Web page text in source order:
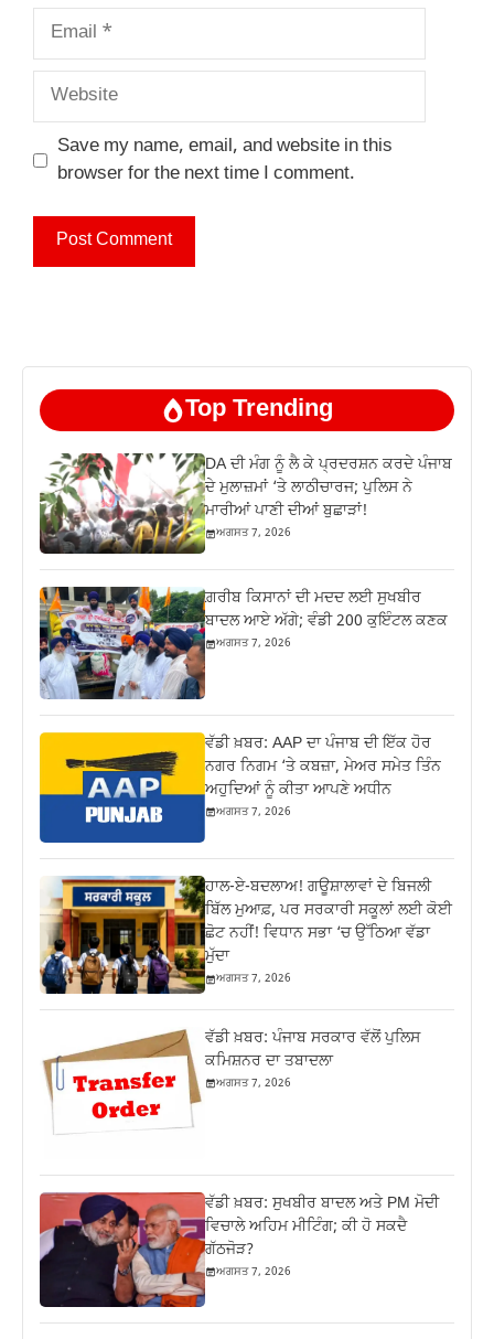
Email
Website
Save my name, email, and website in this
browser for the next time I comment.
Top Trending
DA ਦੀ ਮੰਗ ਨੂੰ ਲੈ ਕੇ ਪ੍ਰਦਰਸ਼ਨ ਕਰਦੇ ਪੰਜਾਬ
ਦੇ ਮੁਲਾਜ਼ਮਾਂ ‘ਤੇ ਲਾਠੀਚਾਰਜ; ਪੁਲਿਸ ਨੇ
ਮਾਰੀਆਂ ਪਾਣੀ ਦੀਆਂ ਬੁਛਾੜਾਂ!
ਅਗਸਤ 7, 2026
ਗ਼ਰੀਬ ਕਿਸਾਨਾਂ ਦੀ ਮਦਦ ਲਈ ਸੁਖਬੀਰ
ਬਾਦਲ ਆਏ ਅੱਗੇ; ਵੰਡੀ 200 ਕੁਇੰਟਲ ਕਣਕ
ਅਗਸਤ 7, 2026
ਵੱਡੀ ਖ਼ਬਰ: AAP ਦਾ ਪੰਜਾਬ ਦੀ ਇੱਕ ਹੋਰ
ਨਗਰ ਨਿਗਮ ‘ਤੇ ਕਬਜ਼ਾ, ਮੇਅਰ ਸਮੇਤ ਤਿੰਨ
ਅਹੁਦਿਆਂ ਨੂੰ ਕੀਤਾ ਆਪਣੇ ਅਧੀਨ
ਅਗਸਤ 7, 2026
ਹਾਲ-ਏ-ਬਦਲਾਅ! ਗਊਸ਼ਾਲਾਵਾਂ ਦੇ ਬਿਜਲੀ
ਬਿੱਲ ਮੁਆਫ਼, ਪਰ ਸਰਕਾਰੀ ਸਕੂਲਾਂ ਲਈ ਕੋਈ
ਛੋਟ ਨਹੀਂ! ਵਿਧਾਨ ਸਭਾ ‘ਚ ਉੱਠਿਆ ਵੱਡਾ
ਮੁੱਦਾ
ਅਗਸਤ 7, 2026
ਵੱਡੀ ਖ਼ਬਰ: ਪੰਜਾਬ ਸਰਕਾਰ ਵੱਲੋਂ ਪੁਲਿਸ
ਕਮਿਸ਼ਨਰ ਦਾ ਤਬਾਦਲਾ
ਅਗਸਤ 7, 2026
ਵੱਡੀ ਖ਼ਬਰ: ਸੁਖਬੀਰ ਬਾਦਲ ਅਤੇ PM ਮੋਦੀ
ਵਿਚਾਲੇ ਅਹਿਮ ਮੀਟਿੰਗ; ਕੀ ਹੋ ਸਕਦੈ
ਗੱਠਜੋੜ?
ਅਗਸਤ 7, 2026